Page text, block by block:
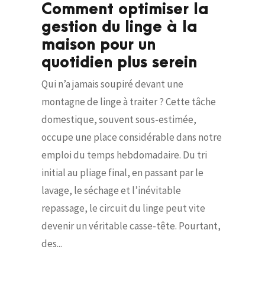
Comment optimiser la
gestion du linge à la
maison pour un
quotidien plus serein
Qui n’a jamais soupiré devant une
montagne de linge à traiter ? Cette tâche
domestique, souvent sous-estimée,
occupe une place considérable dans notre
emploi du temps hebdomadaire. Du tri
initial au pliage final, en passant par le
lavage, le séchage et l’inévitable
repassage, le circuit du linge peut vite
devenir un véritable casse-tête. Pourtant,
des...